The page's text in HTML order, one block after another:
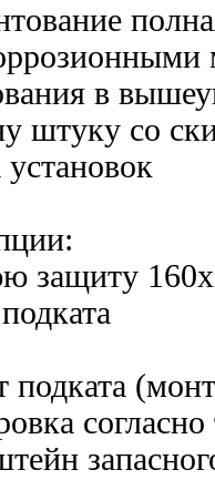
в
штуку со
установок
защиту
подката